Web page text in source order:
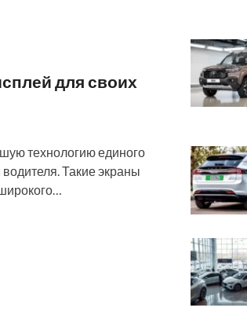
для своих
технологию единого
Такие экраны